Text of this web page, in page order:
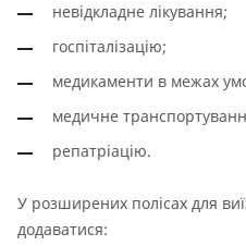
невідкладне лікування;
госпіталізацію;
медикаменти в межах
медичне
репатріацію.
У розширених полісах для
додаватися: